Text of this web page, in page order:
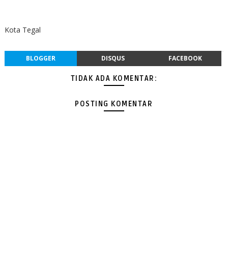
Kota Tegal
BLOGGER DISQUS FACEBOOK
TIDAK ADA KOMENTAR:
POSTING KOMENTAR